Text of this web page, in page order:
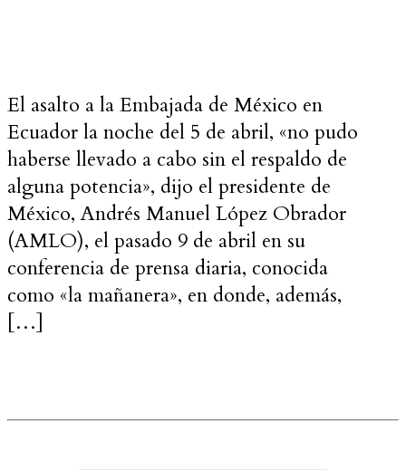
El asalto a la Embajada de México en
Ecuador la noche del 5 de abril, «no pudo
haberse llevado a cabo sin el respaldo de
alguna potencia», dijo el presidente de
México, Andrés Manuel López Obrador
(AMLO), el pasado 9 de abril en su
conferencia de prensa diaria, conocida
como «la mañanera», en donde, además,
[…]